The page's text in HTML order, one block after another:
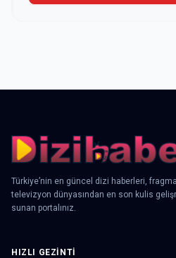
Türkiye’nin en güncel dizi haberleri,
televizyon dünyasından en son kulis
sunan portalınız.
HIZLI GEZINTI